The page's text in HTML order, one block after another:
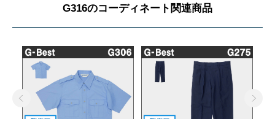
G316のコーディネート関連商品